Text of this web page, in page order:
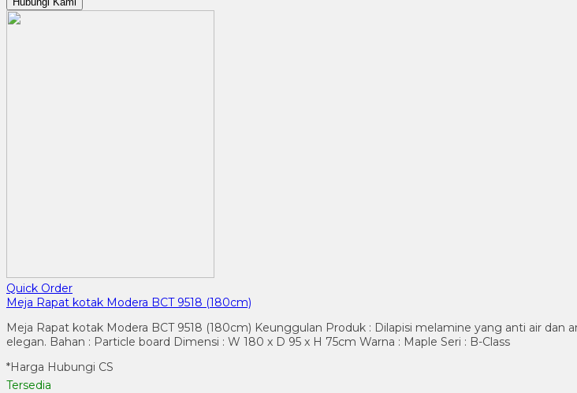
Quick Order
Meja Rapat kotak Modera BCT 9518 (180cm)
Meja Rapat kotak Modera BCT 9518 (180cm) Keunggulan Produk : Dilapisi melamine yang anti air
elegan. Bahan : Particle board Dimensi : W 180 x D 95 x H 75cm Warna : Maple Seri : B-Class
*Harga Hubungi CS
Tersedia